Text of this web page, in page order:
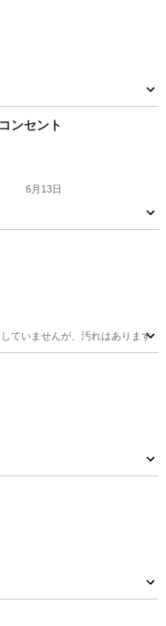
ンセント
6月13日
ていませんが、汚れはあります。